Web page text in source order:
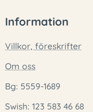
Information
Villkor, föreskrifter
Om oss
Bg: 5559-1689
Swish: 123 583 46 68